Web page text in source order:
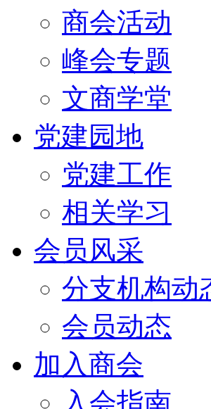
商会活动
峰会专题
文商学堂
党建园地
党建工作
相关学习
会员风采
分支机构动
会员动态
加入商会
入会指南